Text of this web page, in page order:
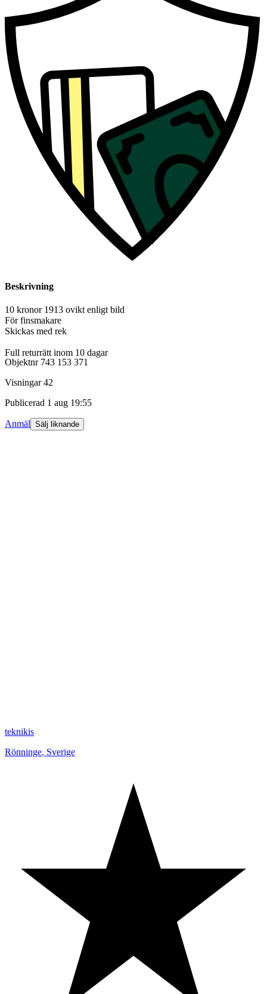
Beskrivning
10 kronor 1913 ovikt enligt bild
För finsmakare
Skickas med rek
Full returrätt inom 10 dagar
Objektnr 743 153 371
Visningar 42
Publicerad 1 aug 19:55
Anmäl Sälj liknande
teknikis
Rönninge, Sverige